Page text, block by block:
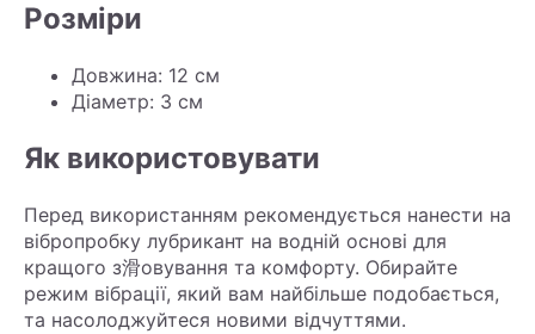
Розміри
Довжина: 12 см
Діаметр: 3 см
Як використовувати
Перед використанням рекомендується нанести на
вібропробку лубрикант на водній основі для
кращого з滑овування та комфорту. Обирайте
режим вібрації, який вам найбільше подобається,
та насолоджуйтеся новими відчуттями.